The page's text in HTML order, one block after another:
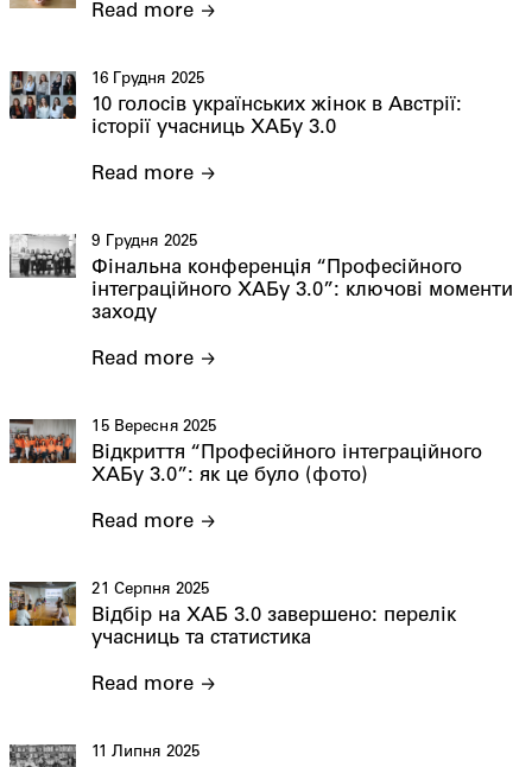
Read more
16 Грудня 2025
10 голосів українських жінок в Австрії:
історії учасниць ХАБу 3.0
Read more
9 Грудня 2025
Фінальна конференція “Професійного
інтеграційного ХАБу 3.0”: ключові моменти
заходу
Read more
15 Вересня 2025
Відкриття “Професійного інтеграційного
ХАБу 3.0”: як це було (фото)
Read more
21 Серпня 2025
Відбір на ХАБ 3.0 завершено: перелік
учасниць та статистика
Read more
11 Липня 2025